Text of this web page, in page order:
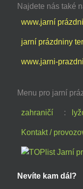
Najdete nás také
www.jarní
jarní prázdniny
www.jarni-
Menu pro jarní
zahraničí :
Kontakt /
Nevíte kam dál?